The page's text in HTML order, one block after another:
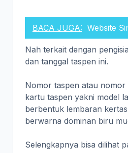
BACA JUGA: Website
Nah terkait dengan
dan tanggal taspen ini.
Nomor taspen atau nomor
kartu taspen yakni model
berbentuk lembaran
berwarna dominan biru
Selengkapnya bisa dilihat